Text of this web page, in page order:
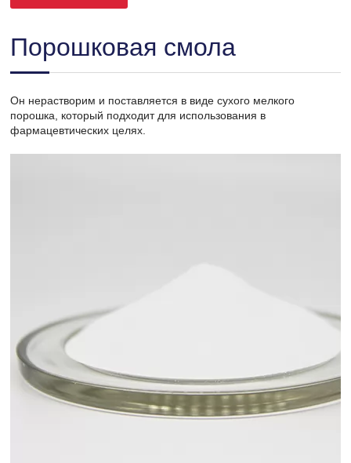
Порошковая смола
Он нерастворим и поставляется в виде сухого мелкого
порошка, который подходит для использования в
фармацевтических целях.